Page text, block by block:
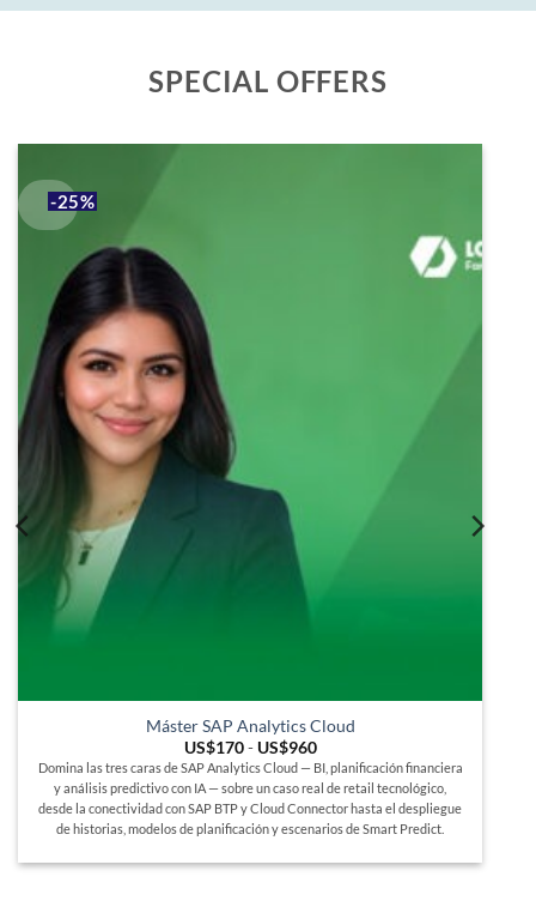
SPECIAL OFFERS
-25%
Máster SAP Analytics Cloud
US$170 - US$960Rango
de
precios:
desde
US$170
hasta
US$960
Domina las tres caras de SAP Analytics Cloud — BI, planificación financiera
y análisis predictivo con IA — sobre un caso real de retail tecnológico,
desde la conectividad con SAP BTP y Cloud Connector hasta el despliegue
de historias, modelos de planificación y escenarios de Smart Predict.